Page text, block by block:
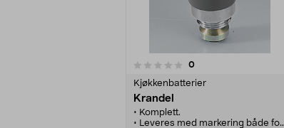
0anmeldelser
Kjøkkenbatterier
Krandel
• Komplett.
• Leveres med markering både for
0.0 av 5 stjerner